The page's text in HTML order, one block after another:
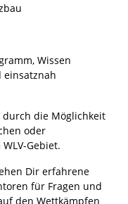
Wissen
einsatznah
die Möglichkeit
oder
Gebiet.
Dir erfahrene
für Fragen und
den Wettkämpfen